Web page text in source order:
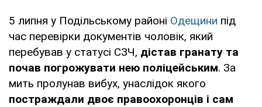
5 липня у Подільському районі Одещини під
час перевірки документів чоловік, який
перебував у статусі СЗЧ, дістав гранату та
почав погрожувати нею поліцейським. За
мить пролунав вибух, унаслідок якого
постраждали двоє правоохоронців і сам